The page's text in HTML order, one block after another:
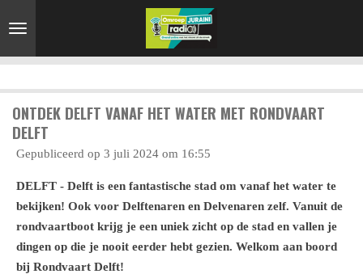
direct
naar
ONTDEK DELFT VANAF HET WATER MET RONDVAART
DELFT
Gepubliceerd op 3 juli 2024 om 16:55
DELFT - Delft is een fantastische stad om vanaf het water te
bekijken! Ook voor Delftenaren en Delvenaren zelf. Vanuit de
rondvaartboot krijg je een uniek zicht op de stad en vallen je
dingen op die je nooit eerder hebt gezien. Welkom aan boord
bij Rondvaart Delft!